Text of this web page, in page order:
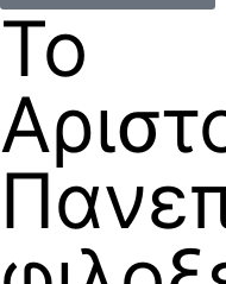
Το